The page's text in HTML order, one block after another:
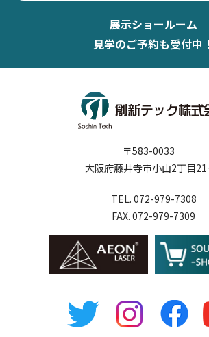
展示ショールーム
見学のご予約も受付中！
〒583-0033
大阪府藤井寺市小山2丁目21
TEL. 072-979-7308
FAX. 072-979-7309